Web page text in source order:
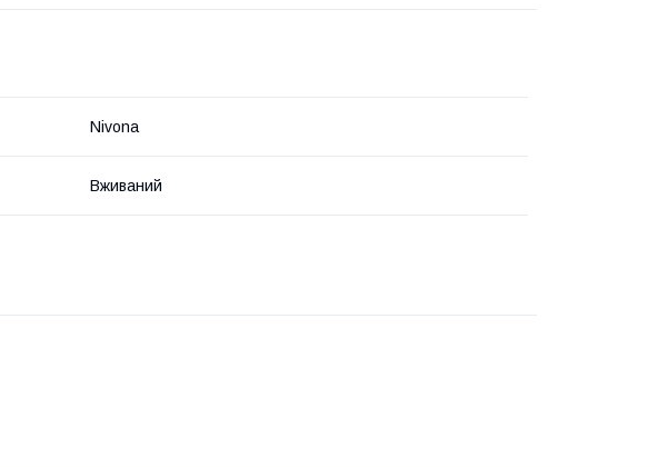
Nivona
Вживаний